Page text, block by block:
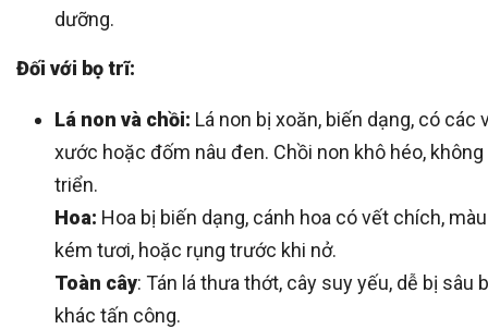
dưỡng.
Đối với bọ trĩ:
Lá non và chồi: Lá non bị xoăn, biến dạng, có các
xước hoặc đốm nâu đen. Chồi non khô héo, không
triển.
Hoa: Hoa bị biến dạng, cánh hoa có vết chích,
kém tươi, hoặc rụng trước khi nở.
Toàn cây: Tán lá thưa thớt, cây suy yếu, dễ bị sâu
khác tấn công.